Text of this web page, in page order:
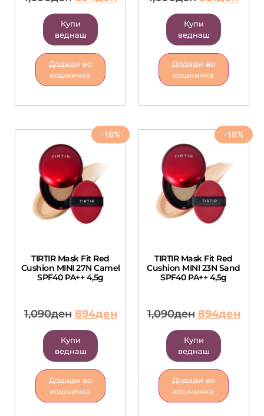
Купи
веднаш
Додади во
кошничка
Купи
веднаш
Додади во
кошничка
-18%
TIRTIR Mask Fit Red
Cushion MINI 27N Camel
SPF40 PA++ 4,5g
1,090ден 894ден
Купи
веднаш
Додади во
кошничка
-18%
TIRTIR Mask Fit Red
Cushion MINI 23N Sand
SPF40 PA++ 4,5g
1,090ден 894ден
Купи
веднаш
Додади во
кошничка